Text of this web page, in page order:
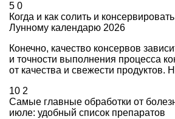
5 0
Когда и как солить и
Лунному календарю 2026
Конечно, качество консервов
и точности выполнения процесса
от качества и свежести продуктов.
10 2
Самые главные обработки от
июле: удобный список препаратов